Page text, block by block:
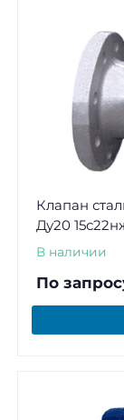
Клапан
Ду20
В наличии
По